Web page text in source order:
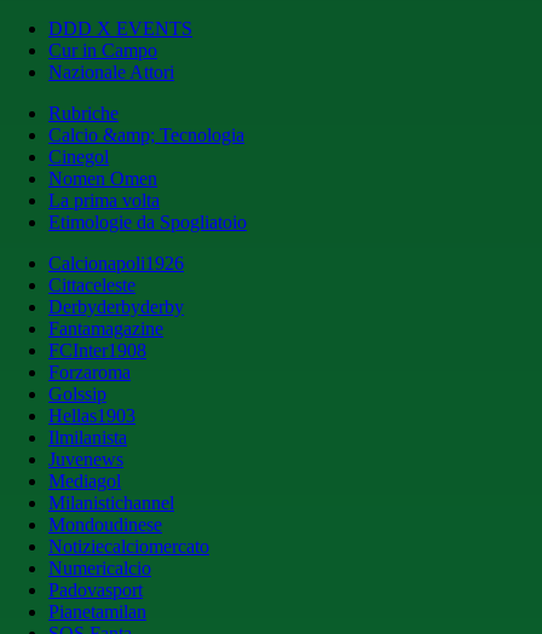
DDD X EVENTS
Cur in Campo
Nazionale Attori
Rubriche
Calcio &amp; Tecnologia
Cinegol
Nomen Omen
La prima volta
Etimologie da Spogliatoio
Calcionapoli1926
Cittaceleste
Derbyderbyderby
Fantamagazine
FCInter1908
Forzaroma
Golssip
Hellas1903
Ilmilanista
Juvenews
Mediagol
Milanistichannel
Mondoudinese
Notiziecalciomercato
Numericalcio
Padovasport
Pianetamilan